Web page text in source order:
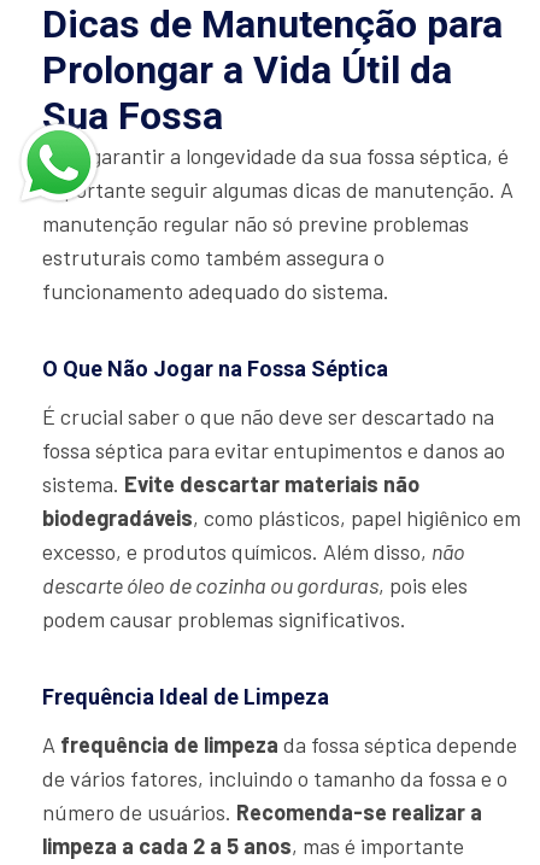
Dicas de Manutenção para
Prolongar a Vida Útil da
Sua Fossa
Para garantir a longevidade da sua fossa séptica, é
importante seguir algumas dicas de manutenção. A
manutenção regular não só previne problemas
estruturais como também assegura o
funcionamento adequado do sistema.
O Que Não Jogar na Fossa Séptica
É crucial saber o que não deve ser descartado na
fossa séptica para evitar entupimentos e danos ao
sistema. Evite descartar materiais não
biodegradáveis, como plásticos, papel higiênico em
excesso, e produtos químicos. Além disso, não
descarte óleo de cozinha ou gorduras, pois eles
podem causar problemas significativos.
Frequência Ideal de Limpeza
A frequência de limpeza da fossa séptica depende
de vários fatores, incluindo o tamanho da fossa e o
número de usuários. Recomenda-se realizar a
limpeza a cada 2 a 5 anos, mas é importante